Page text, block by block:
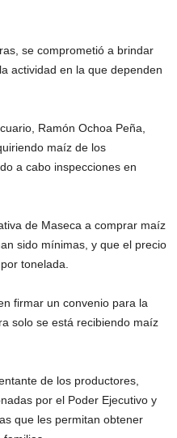
se comprometió a brindar
actividad en la que dependen
Ramón Ochoa Peña,
maíz de los
a cabo inspecciones en
de Maseca a comprar maíz
sido mínimas, y que el precio
tonelada.
firmar un convenio para la
solo se está recibiendo maíz
de los productores,
por el Poder Ejecutivo y
que les permitan obtener